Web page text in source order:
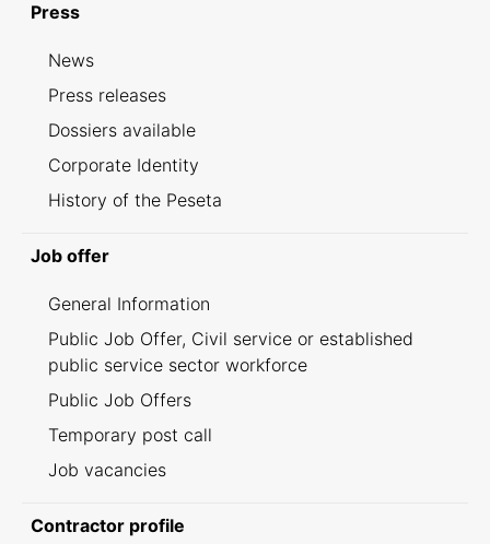
Press
News
Press releases
Dossiers available
Corporate Identity
History of the Peseta
Job offer
General Information
Public Job Offer, Civil service or established
public service sector workforce
Public Job Offers
Temporary post call
Job vacancies
Contractor profile